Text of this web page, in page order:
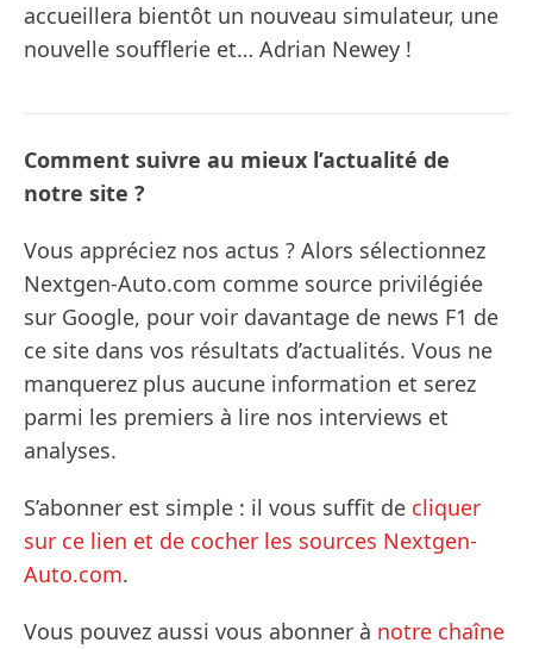
accueillera bientôt un nouveau simulateur, une
nouvelle soufflerie et… Adrian Newey !
Comment suivre au mieux l’actualité de
notre site ?
Vous appréciez nos actus ? Alors sélectionnez
Nextgen-Auto.com comme source privilégiée
sur Google, pour voir davantage de news F1 de
ce site dans vos résultats d’actualités. Vous ne
manquerez plus aucune information et serez
parmi les premiers à lire nos interviews et
analyses.
S’abonner est simple : il vous suffit de cliquer
sur ce lien et de cocher les sources Nextgen-
Auto.com.
Vous pouvez aussi vous abonner à notre chaîne